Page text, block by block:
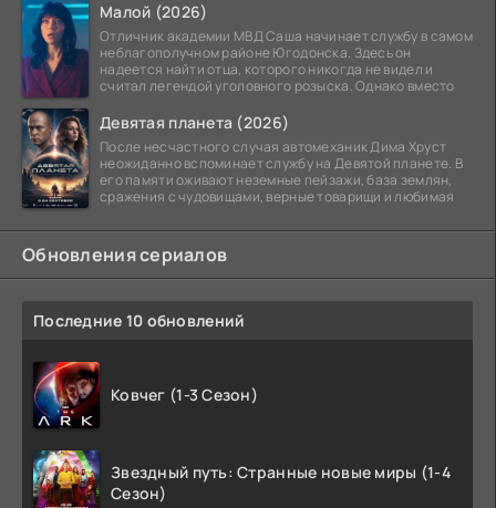
Малой (2026)
Отличник академии МВД Саша начинает службу в самом
неблагополучном районе Югодонска. Здесь он
надеется найти отца, которого никогда не видел и
считал легендой уголовного розыска. Однако вместо
Девятая планета (2026)
После несчастного случая автомеханик Дима Хруст
неожиданно вспоминает службу на Девятой планете. В
его памяти оживают неземные пейзажи, база землян,
сражения с чудовищами, верные товарищи и любимая
Обновления сериалов
Последние 10 обновлений
Ковчег (1-3 Сезон)
Звездный путь: Странные новые миры (1-4
Сезон)